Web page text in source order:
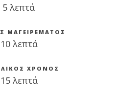
5 λεπτά
ΜΑΓΕΙΡΈΜΑΤΟΣ
10 λεπτά
ΧΡΌΝΟΣ
15 λεπτά